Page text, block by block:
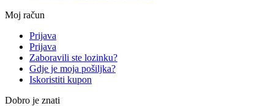
Moj račun
Prijava
Prijava
Zaboravili ste lozinku?
Gdje je moja pošiljka?
Iskoristiti kupon
Dobro je znati